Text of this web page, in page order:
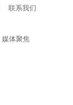
联系我们
媒体聚焦